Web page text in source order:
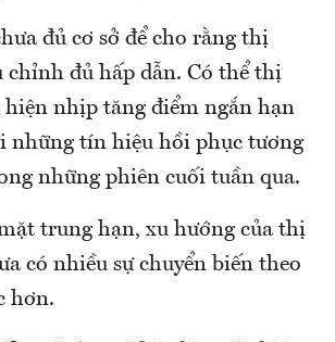
đủ cơ sở để cho rằng thị
chỉnh đủ hấp dẫn. Có thể thị
hiện nhịp tăng điểm ngắn hạn
những tín hiệu hồi phục tương
những phiên cuối tuần qua.
trung hạn, xu hướng của thị
có nhiều sự chuyển biến theo
hơn.